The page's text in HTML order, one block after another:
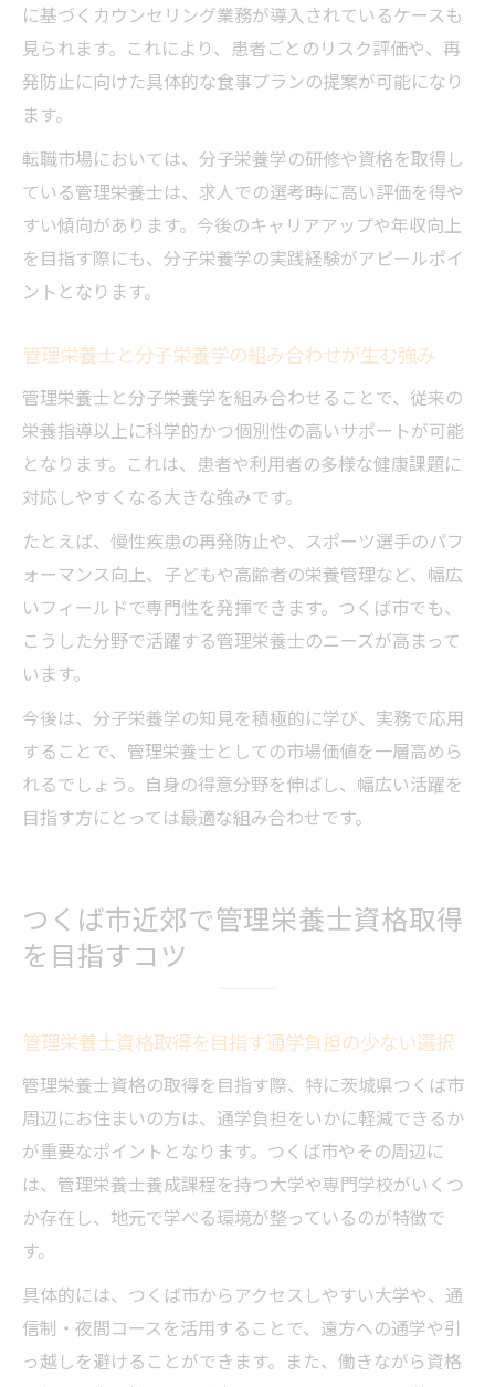
に基づくカウンセリング業務が導入されているケースも
見られます。これにより、患者ごとのリスク評価や、再
発防止に向けた具体的な食事プランの提案が可能になり
ます。
転職市場においては、分子栄養学の研修や資格を取得し
ている管理栄養士は、求人での選考時に高い評価を得や
すい傾向があります。今後のキャリアアップや年収向上
を目指す際にも、分子栄養学の実践経験がアピールポイ
ントとなります。
管理栄養士と分子栄養学の組み合わせが生む強み
管理栄養士と分子栄養学を組み合わせることで、従来の
栄養指導以上に科学的かつ個別性の高いサポートが可能
となります。これは、患者や利用者の多様な健康課題に
対応しやすくなる大きな強みです。
たとえば、慢性疾患の再発防止や、スポーツ選手のパフ
ォーマンス向上、子どもや高齢者の栄養管理など、幅広
いフィールドで専門性を発揮できます。つくば市でも、
こうした分野で活躍する管理栄養士のニーズが高まって
います。
今後は、分子栄養学の知見を積極的に学び、実務で応用
することで、管理栄養士としての市場価値を一層高めら
れるでしょう。自身の得意分野を伸ばし、幅広い活躍を
目指す方にとっては最適な組み合わせです。
つくば市近郊で管理栄養士資格取得
を目指すコツ
管理栄養士資格取得を目指す通学負担の少ない選択
管理栄養士資格の取得を目指す際、特に茨城県つくば市
周辺にお住まいの方は、通学負担をいかに軽減できるか
が重要なポイントとなります。つくば市やその周辺に
は、管理栄養士養成課程を持つ大学や専門学校がいくつ
か存在し、地元で学べる環境が整っているのが特徴で
す。
具体的には、つくば市からアクセスしやすい大学や、通
信制・夜間コースを活用することで、遠方への通学や引
っ越しを避けることができます。また、働きながら資格